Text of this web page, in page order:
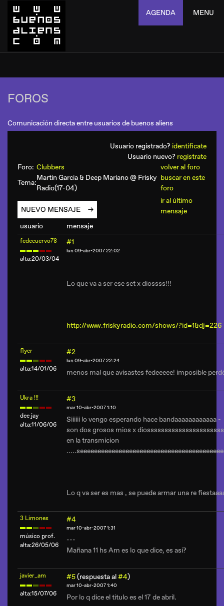
AGENDA MENU
FOROS
Comunicación directa entre usuarios de buenos aliens
Usuario registrado? identificate
Usuario nuevo? registrate
Foro: Clubbers
volver al foro
Tema:
Martin Garcia & Deep Mariano @ Frisky
Radio(17-04)
buscar en este
foro
NUEVO MENSAJE
ir al último
mensaje
usuario
mensaje
fedecuervo78
alta:20/03/04
#1
lun 09-abr-2007 22:02
Lo que va a ser ese set x diossss!!!
http://www.friskyradio.com/shows/?id=1&dj=226
flyer
alta:14/01/06
#2
lun 09-abr-2007 22:24
menos mal que avisastes fedeeeee! imposible
Ukra !!!
dee jay
alta:11/06/06
#3
mar 10-abr-2007 1:10
Siiiiii lo vengo esperando hace bandaaaaaaaaaaaa -
son dos grosos mios x
en la transmicion
Lo q va ser es mas , se puede armar una re
3 Limones
músico prof.
alta:26/05/06
#4
mar 10-abr-2007 1:31
---
Mañana 11 hs Am es lo que dice, es asi?
javier_am
alta:15/07/06
#5(respuesta al#4)
mar 10-abr-2007 1:40
Por lo q dice el titulo es el 17 de abril.